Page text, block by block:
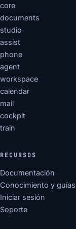
core
documents
studio
assist
phone
agent
workspace
calendar
mail
cockpit
train
RECURSOS
Documentación
Conocimiento y guías
Iniciar sesión
Soporte